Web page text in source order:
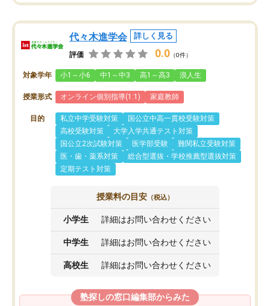
代々木進学会 詳しく見る
評価 0.0 （0件）
対象学年 小1～小6 中1～中3 高1～高3 浪人生
授業形式 オンライン個別指導(1:1) 家庭教師
目的 私立中学受験対策
国公立中高一貫校受験対策
高校受験対策
大学入学共通テスト対策
国公立2次試験対策
医学部受験
難関私立受験対策
医・歯・薬系対策
総合型選抜・学校推薦型選抜対策
定期テスト対策
授業料の目安 （税込）
小学生 詳細はお問い合わせください
中学生 詳細はお問い合わせください
高校生 詳細はお問い合わせください
塾探しの窓口編集部からみた